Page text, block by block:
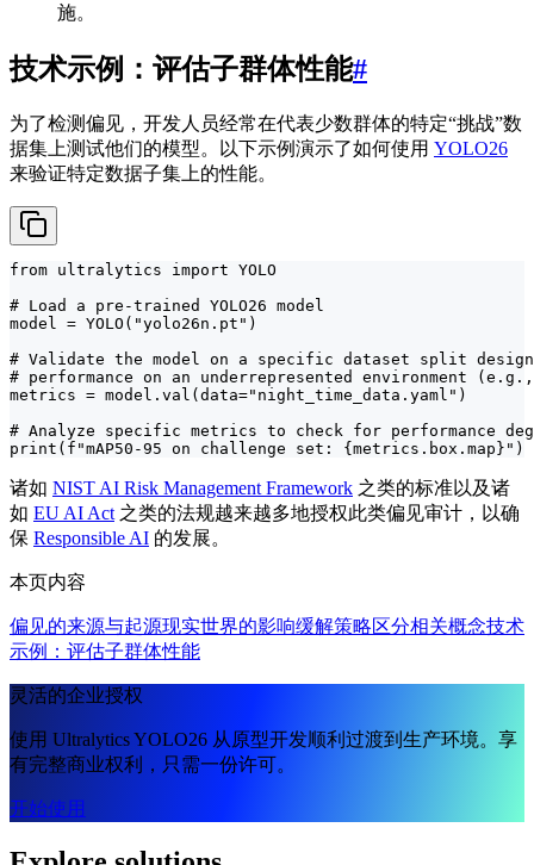
施。
技术示例：评估子群体性能#
为了检测偏见，开发人员经常在代表少数群体的特定“挑战”数
据集上测试他们的模型。以下示例演示了如何使用 YOLO26
来验证特定数据子集上的性能。
from ultralytics import YOLO
# Load a pre-trained YOLO26 model
model = YOLO("yolo26n.pt")
# Validate the model on a specific dataset split
# performance on an underrepresented environment
metrics = model.val(data="night_time_data.yaml")
# Analyze specific metrics to check for performance
print(f"mAP50-95 on challenge set: {metrics.box.map}")
诸如 NIST AI Risk Management Framework 之类的标准以及诸
如 EU AI Act 之类的法规越来越多地授权此类偏见审计，以确
保 Responsible AI 的发展。
本页内容
偏见的来源与起源现实世界的影响缓解策略区分相关概念技术
示例：评估子群体性能
灵活的企业授权
使用 Ultralytics YOLO26 从原型开发顺利过渡到生产环境。享
有完整商业权利，只需一份许可。
开始使用